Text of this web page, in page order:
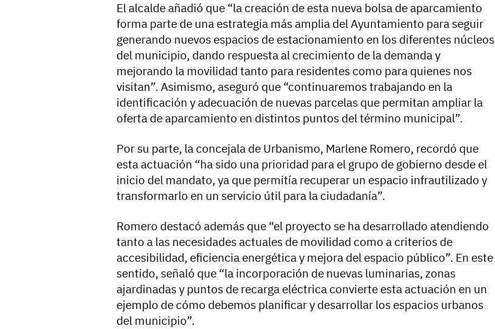
El alcalde añadió que “la creación de esta nueva bolsa de aparcamiento
forma parte de una estrategia más amplia del Ayuntamiento para seguir
generando nuevos espacios de estacionamiento en los diferentes núcleos
del municipio, dando respuesta al crecimiento de la demanda y
mejorando la movilidad tanto para residentes como para quienes nos
visitan”. Asimismo, aseguró que “continuaremos trabajando en la
identificación y adecuación de nuevas parcelas que permitan ampliar la
oferta de aparcamiento en distintos puntos del término municipal”.
Por su parte, la concejala de Urbanismo, Marlene Romero, recordó que
esta actuación “ha sido una prioridad para el grupo de gobierno desde el
inicio del mandato, ya que permitía recuperar un espacio infrautilizado y
transformarlo en un servicio útil para la ciudadanía”.
Romero destacó además que “el proyecto se ha desarrollado atendiendo
tanto a las necesidades actuales de movilidad como a criterios de
accesibilidad, eficiencia energética y mejora del espacio público”. En este
sentido, señaló que “la incorporación de nuevas luminarias, zonas
ajardinadas y puntos de recarga eléctrica convierte esta actuación en un
ejemplo de cómo debemos planificar y desarrollar los espacios urbanos
del municipio”.